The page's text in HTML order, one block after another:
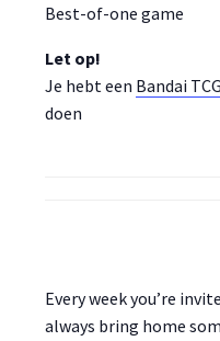
Best-of-one game
Let op!
Je hebt een Bandai
doen
Every week you’re
always bring home